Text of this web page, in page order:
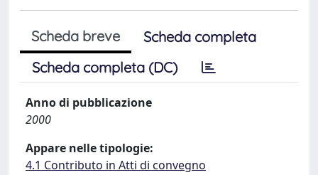
Scheda breve
Scheda completa
Scheda completa (DC)
Anno di pubblicazione
2000
Appare nelle tipologie:
4.1 Contributo in Atti di convegno